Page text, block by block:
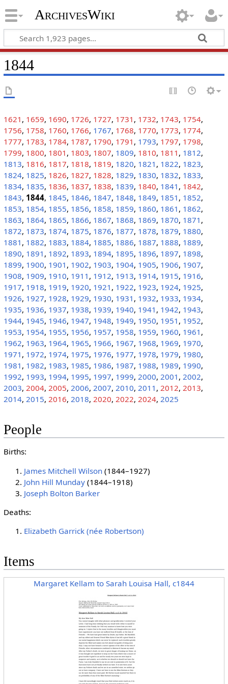
ArchivesWiki
1844
1621 , 1659, 1690, 1726, 1727, 1731 , 1732, 1743, 1754,
1756, 1758, 1760, 1766, 1767, 1768, 1770, 1773, 1774,
1777, 1783, 1784, 1787, 1790, 1791 , 1793, 1797, 1798,
1799, 1800, 1801 , 1803, 1807, 1809, 1810, 1811 , 1812,
1813, 1816, 1817, 1818, 1819, 1820, 1821 , 1822, 1823,
1824, 1825, 1826, 1827, 1828, 1829, 1830, 1832, 1833,
1834, 1835, 1836, 1837, 1838, 1839, 1840, 1841 , 1842,
1843, 1844, 1845, 1846, 1847, 1848, 1849, 1851 , 1852,
1853, 1854, 1855, 1856, 1858, 1859, 1860, 1861 , 1862,
1863, 1864, 1865, 1866, 1867, 1868, 1869, 1870, 1871 ,
1872, 1873, 1874, 1875, 1876, 1877, 1878, 1879, 1880,
1881 , 1882, 1883, 1884, 1885, 1886, 1887, 1888, 1889,
1890, 1891 , 1892, 1893, 1894, 1895, 1896, 1897, 1898,
1899, 1900, 1901 , 1902, 1903, 1904, 1905, 1906, 1907,
1908, 1909, 1910, 1911 , 1912, 1913, 1914, 1915, 1916,
1917, 1918, 1919, 1920, 1921 , 1922, 1923, 1924, 1925,
1926, 1927, 1928, 1929, 1930, 1931 , 1932, 1933, 1934,
1935, 1936, 1937, 1938, 1939, 1940, 1941 , 1942, 1943,
1944, 1945, 1946, 1947, 1948, 1949, 1950, 1951 , 1952,
1953, 1954, 1955, 1956, 1957, 1958, 1959, 1960, 1961 ,
1962, 1963, 1964, 1965, 1966, 1967, 1968, 1969, 1970,
1971 , 1972, 1974, 1975, 1976, 1977, 1978, 1979, 1980,
1981 , 1982, 1983, 1985, 1986, 1987, 1988, 1989, 1990,
1992, 1993, 1994, 1995, 1997, 1999, 2000, 2001 , 2002,
2003, 2004, 2005, 2006, 2007, 2010, 2011 , 2012, 2013,
2014, 2015, 2016, 2018, 2020, 2022, 2024, 2025
People
Births:
James Mitchell Wilson(1844–1927)
John Hill Munday(1844–1918)
Joseph Bolton Barker
Deaths:
Elizabeth Garrick (née Robertson)
Items
Margaret Kellam to Sarah Louisa Hall, c1844